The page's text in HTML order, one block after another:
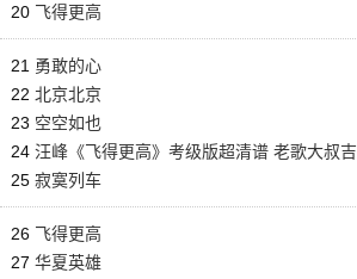
20 飞得更高
21 勇敢的心
22 北京北京
23 空空如也
24 汪峰《飞得更高》考级版超清谱 老歌大叔吉
他教室出品
25 寂寞列车
26 飞得更高
27 华夏英雄